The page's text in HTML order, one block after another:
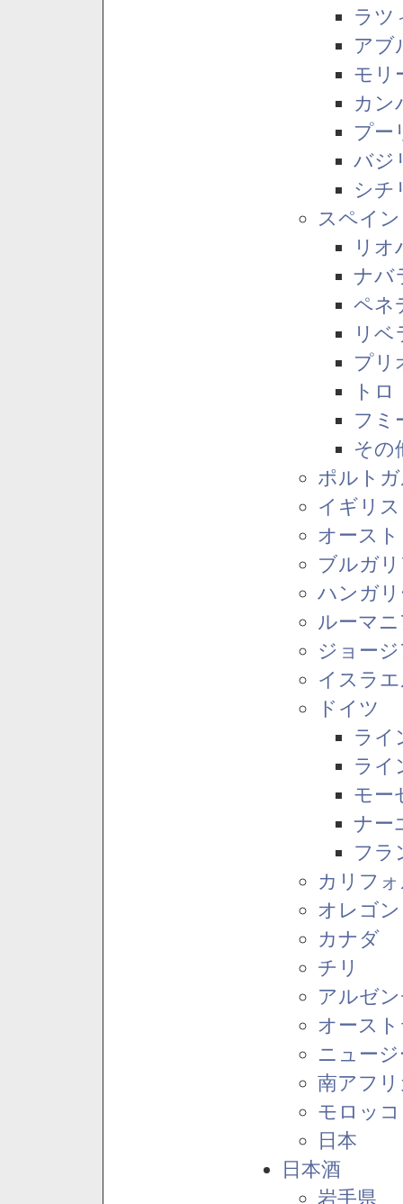
ラツ
アブ
モリ
カン
プー
バジ
シチ
スペイン
リオ
ナバ
ペネ
リベ
プリ
トロ
フミ
その
ポルト
イギリス
オース
ブルガ
ハンガ
ルーマ
ジョー
イスラ
ドイツ
ライ
ライ
モー
ナー
フラ
カリフ
オレゴ
カナダ
チリ
アルゼ
オース
ニュー
南アフ
モロッコ
日本
日本酒
岩手県